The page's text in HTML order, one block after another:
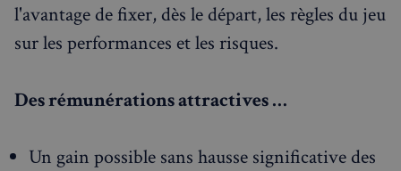
l'avantage de fixer, dès le départ, les règles du jeu
sur les performances et les risques.
Des rémunérations attractives …
Un gain possible sans hausse significative des